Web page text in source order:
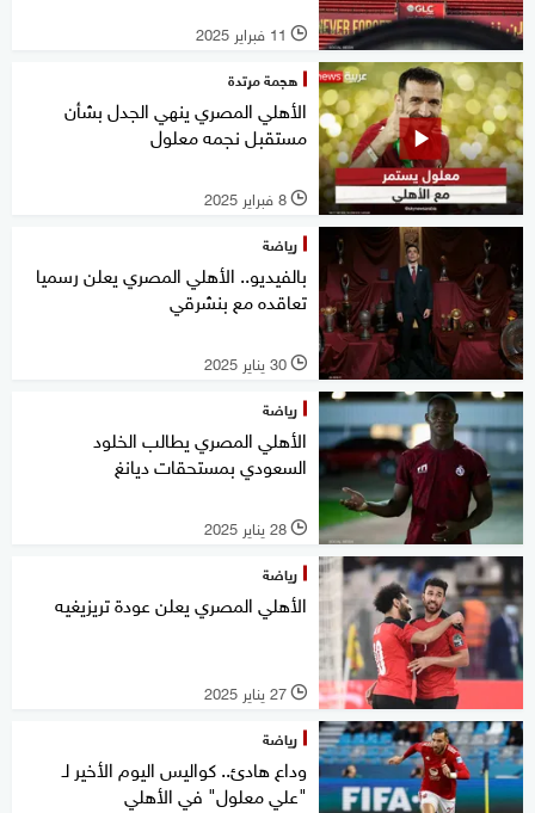
l 11 فبراير 2025
هجمة مرتدة
الأهلي المصري ينهي الجدل بشأن
مستقبل نجمه معلول
l 8 فبراير 2025
رياضة
بالفيديو.. الأهلي المصري يعلن رسميا
تعاقده مع بنشرقي
l 30 يناير 2025
رياضة
الأهلي المصري يطالب الخلود
السعودي بمستحقات ديانغ
l 28 يناير 2025
رياضة
الأهلي المصري يعلن عودة تريزيغيه
l 27 يناير 2025
رياضة
وداع هادئ.. كواليس اليوم الأخير لـ
"علي معلول" في الأهلي